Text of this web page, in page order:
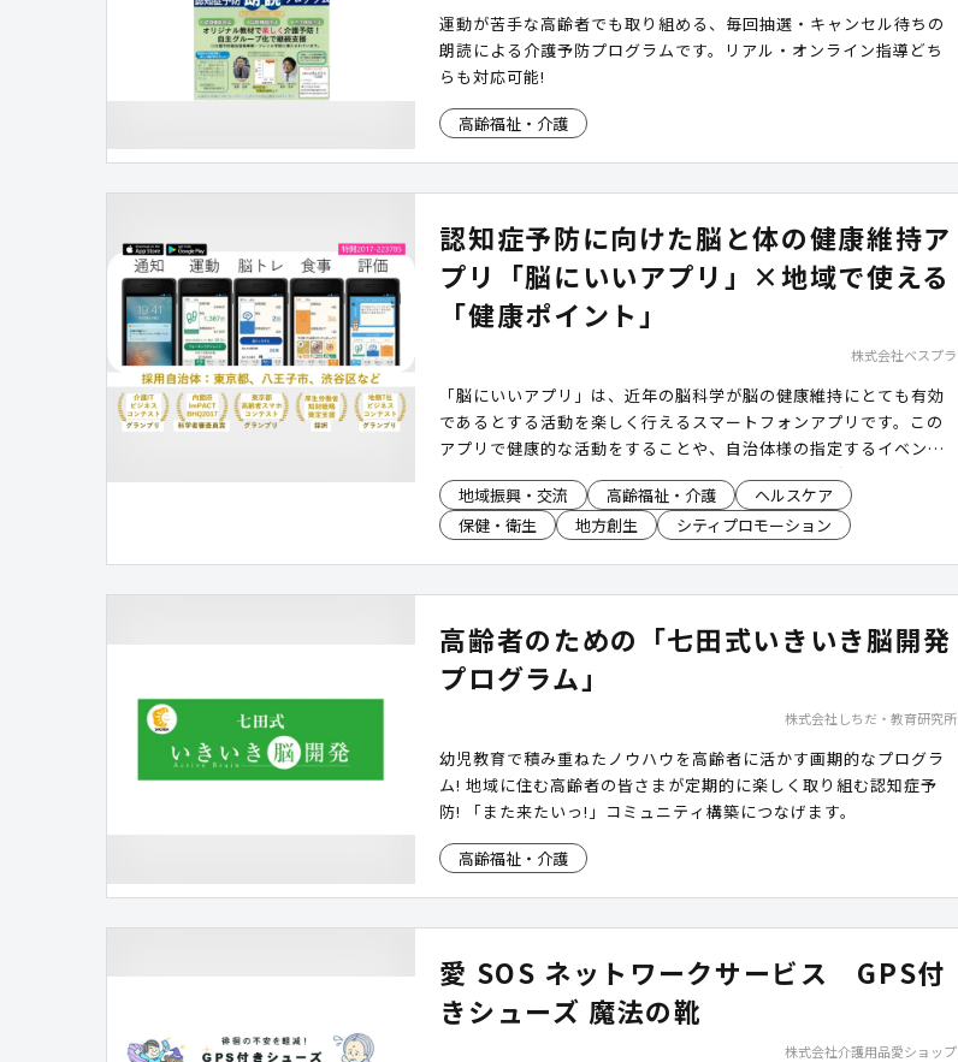
運動が苦手な高齢者でも取り組める、毎回抽選・キャンセル待ちの
朗読による介護予防プログラムです。リアル・オンライン指導どち
らも対応可能!
高齢福祉・介護
認知症予防に向けた脳と体の健康維持ア
プリ「脳にいいアプリ」×地域で使える
「健康ポイント」
株式会社ベスプラ
「脳にいいアプリ」は、近年の脳科学が脳の健康維持にとても有効
であるとする活動を楽しく行えるスマートフォンアプリです。この
アプリで健康的な活動をすることや、自治体様の指定するイベント
やボランティアなどを実施すると「健康ポイント」が貰えるなど、
自由にポイントを付与する事ができます。このポイントは市内の店
舗で使えるICTサービス一式を提供いたします。
地域振興・交流 高齢福祉・介護
ヘルスケア
保健・衛生
地方創生 シティプロモーション
高齢者のための「七田式いきいき脳開発
プログラム」
株式会社しちだ・教育研究所
幼児教育で積み重ねたノウハウを高齢者に活かす画期的なプログラ
ム! 地域に住む高齢者の皆さまが定期的に楽しく取り組む認知症予
防! 「また来たいっ!」コミュニティ構築につなげます。
高齢福祉・介護
愛 SOS ネットワークサービス GPS付
きシューズ 魔法の靴
株式会社介護用品愛ショップ